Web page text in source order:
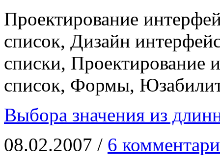
Проектирование
список, Дизайн
списки, Проектирование
список, Формы,
Выбора значения из
08.02.2007 / 6